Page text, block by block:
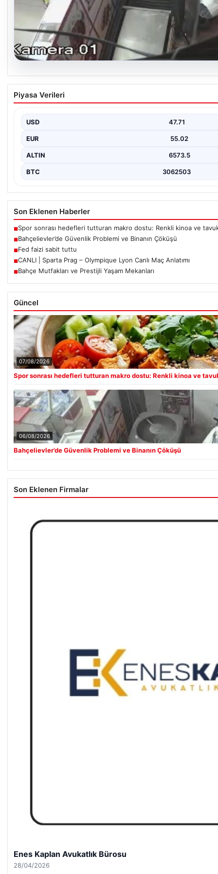
05.08.2026
Fed faizi sabit tuttu
Piyasa Verileri
USD 47.71
EUR 55.02
ALTIN 6573.5
BTC 3062503
Son Eklenen Haberler
■Spor sonrası hedefleri tutturan makro dostu: Renkli kinoa ve
■Bahçelievler’de Güvenlik Problemi ve Binanın Çöküşü
■Fed faizi sabit tuttu
■CANLI | Sparta Prag – Olympique Lyon Canlı Maç Anlatımı
■Bahçe Mutfakları ve Prestijli Yaşam Mekanları
Güncel
07/08/2026
Spor sonrası hedefleri tutturan makro dostu: Renkli kinoa ve
06/08/2026
Bahçelievler’de Güvenlik Problemi ve Binanın Çöküşü
Son Eklenen Firmalar
Enes Kaplan Avukatlık Bürosu
28/04/2026